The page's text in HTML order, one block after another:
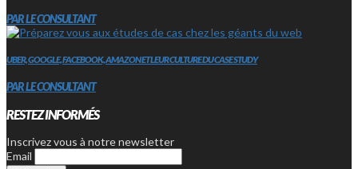
PAR LE CONSULTANT
UBER, GOOGLE, FACEBOOK, AMAZON ET LEUR CULTURE DU CASE STUDY
PAR LE CONSULTANT
RESTEZ INFORMÉS
Inscrivez vous à notre newsletter
Email